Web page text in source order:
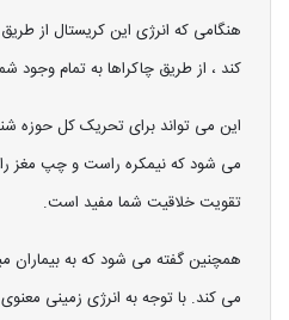
هنگامی که انرژی این کریستال از
کند ، از طریق چاکراها به تمام وجود
این می تواند برای تحریک کل حوزه
می شود که نیمکره راست و چپ مغز را
تقویت خلاقیت شما مفید است.
همچنین گفته می شود که به بیماران
می کند. با توجه به انرژی زمینی